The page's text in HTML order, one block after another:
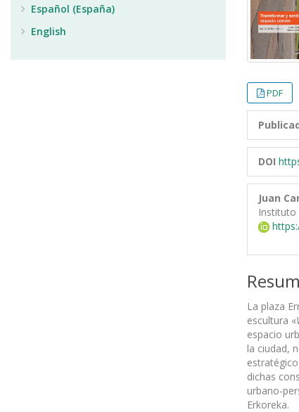
PDF
DOI
Juan
Instituto
La plaza
escultura «
espacio
la ciudad,
dichas
urbano-
Erkoreka.
Español (España)
English